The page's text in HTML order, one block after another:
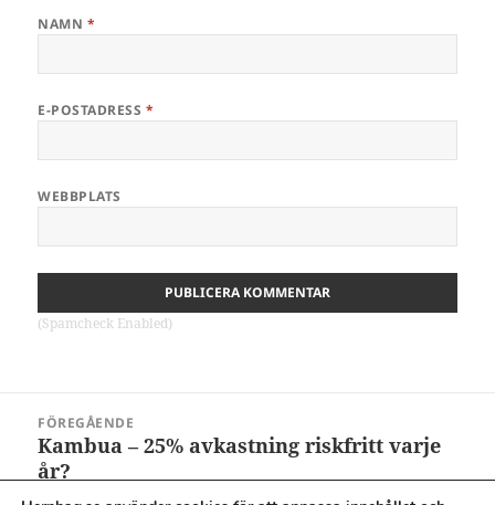
NAMN *
E-POSTADRESS *
WEBBPLATS
(Spamcheck Enabled)
FÖREGÅENDE
Föregående
inlägg:
Kambua – 25% avkastning riskfritt varje
år?